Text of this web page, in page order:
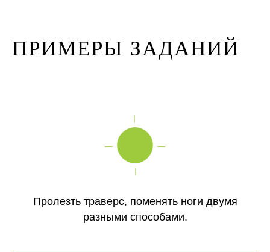
ПРИМЕРЫ ЗАДАНИЙ
Пролезть траверс, поменять ноги двумя
разными способами.